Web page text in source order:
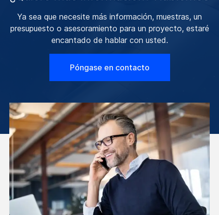
Ya sea que necesite más información, muestras, un
presupuesto o asesoramiento para un proyecto, estaré
encantado de hablar con usted.
Póngase en contacto